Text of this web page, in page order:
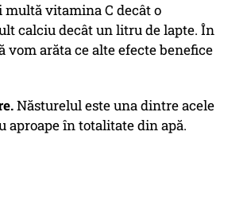
vitamina C decât o
calciu decât un litru de lapte. În
vom arăta ce alte efecte benefice
Năsturelul este una dintre acele
aproape în totalitate din apă.